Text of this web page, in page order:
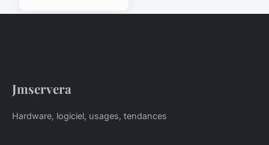
Jmservera
Hardware, logiciel, usages, tendances